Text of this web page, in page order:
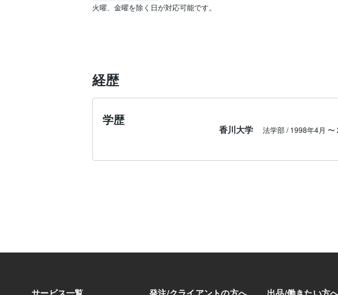
火曜、金曜を除く日が対応可能です。
経歴
学歴
香川大学 法学部 / 1998年4月 〜